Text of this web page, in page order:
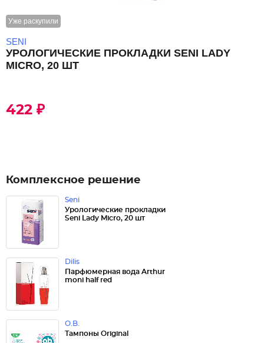
Уже раскупили
SENI
УРОЛОГИЧЕСКИЕ ПРОКЛАДКИ SENI LADY
MICRO, 20 ШТ
422 ₽
Комплексное решение
Seni
Урологические прокладки
Seni Lady Micro, 20 шт
Dilis
Парфюмерная вода Arthur
moni half red
O.B.
Тампоны Original